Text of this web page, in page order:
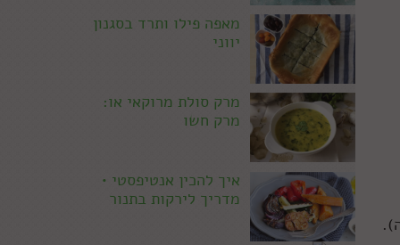
מאפה פילו ותרד בסגנון
יווני
מרק סולת מרוקאי או:
מרק חשו
איך להכין אנטיפסטי •
מדריך לירקות בתנור